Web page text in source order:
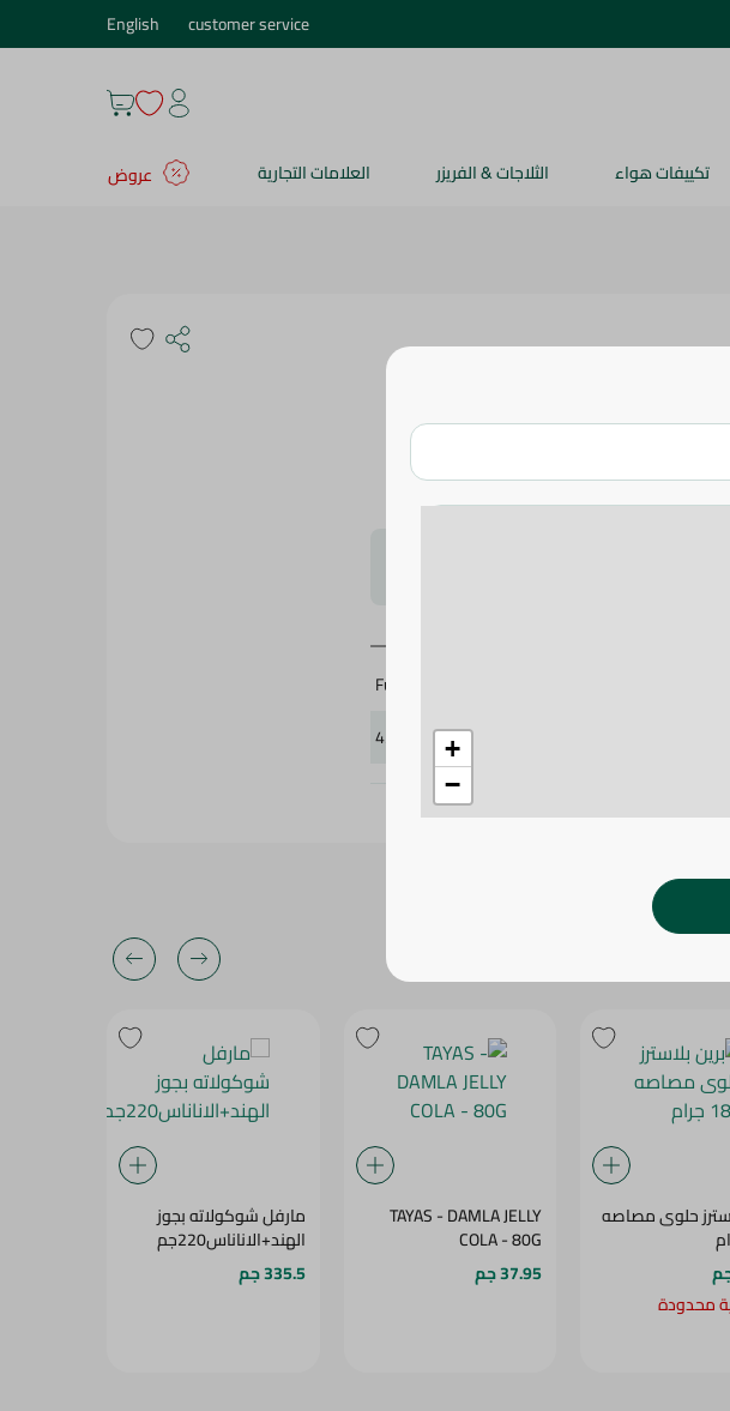
customer service
English
تكييفات هواء الثلاجات & الفريزر العلامات التجارية
عروض
البطيخ - 8 جرام
على التوفر.
Funday
435422
حلوى مصاصه
محدودة
TAYAS - DAMLA JELLY
COLA - 80G
37.95 جم
مارفل شوكولاته بجوز
الهند+الاناناس220جم
335.5 جم
+
−